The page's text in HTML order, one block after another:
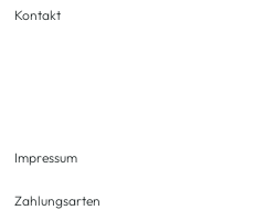
Kontakt
Impressum
Zahlungsarten